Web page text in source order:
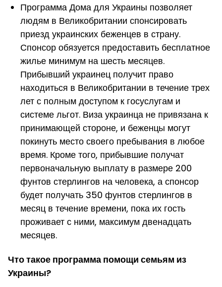
Программа Дома для Украины позволяет
людям в Великобритании спонсировать
приезд украинских беженцев в страну.
Спонсор обязуется предоставить бесплатное
жилье минимум на шесть месяцев.
Прибывший украинец получит право
находиться в Великобритании в течение трех
лет с полным доступом к госуслугам и
системе льгот. Виза украинца не привязана к
принимающей стороне, и беженцы могут
покинуть место своего пребывания в любое
время. Кроме того, прибывшие получат
первоначальную выплату в размере 200
фунтов стерлингов на человека, а спонсор
будет получать 350 фунтов стерлингов в
месяц в течение времени, пока их гость
проживает с ними, максимум двенадцать
месяцев.
Что такое программа помощи семьям из
Украины?